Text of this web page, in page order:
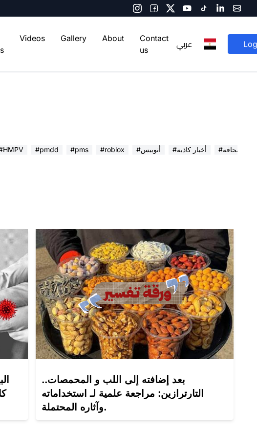
Videos Gallery About
Contact
us
عربي
#pmdd #pms #roblox #أتوبيس #أخبار كاذبة في الصحافة
بعد إضافته إلى اللب و المحمصات..
التارترازين: مراجعة علمية لـ استخداماته
وآثاره المحتملة.